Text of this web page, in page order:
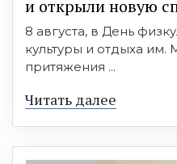
и открыли новую
8 августа, в День
культуры и отдыха им.
притяжения ...
Читать далее